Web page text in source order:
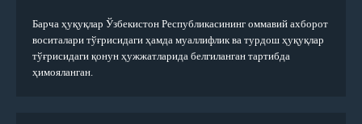
Барча ҳуқуқлар Ўзбекистон Республикасининг оммавий ахборот
воситалари тўғрисидаги ҳамда муаллифлик ва турдош ҳуқуқлар
тўғрисидаги қонун ҳужжатларида белгиланган тартибда
ҳимояланган.